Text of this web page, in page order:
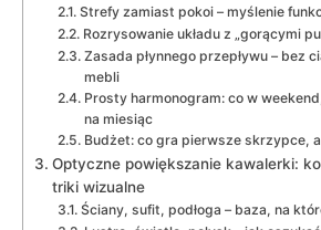
Strefy zamiast pokoi – myślenie
Rozrysowanie układu z „gorącymi
Zasada płynnego przepływu – bez
mebli
Prosty harmonogram: co w
na miesiąc
Budżet: co gra pierwsze skrzypce,
Optyczne powiększanie kawalerki:
triki wizualne
Ściany, sufit, podłoga – baza, na